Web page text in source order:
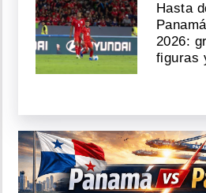
Hasta
2026:
figuras